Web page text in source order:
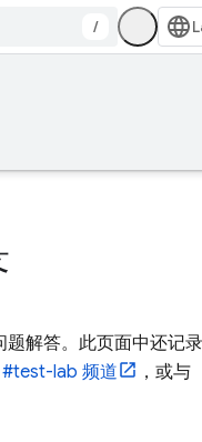
/
解答。此页面中还记
#test-lab 频道 ，或与